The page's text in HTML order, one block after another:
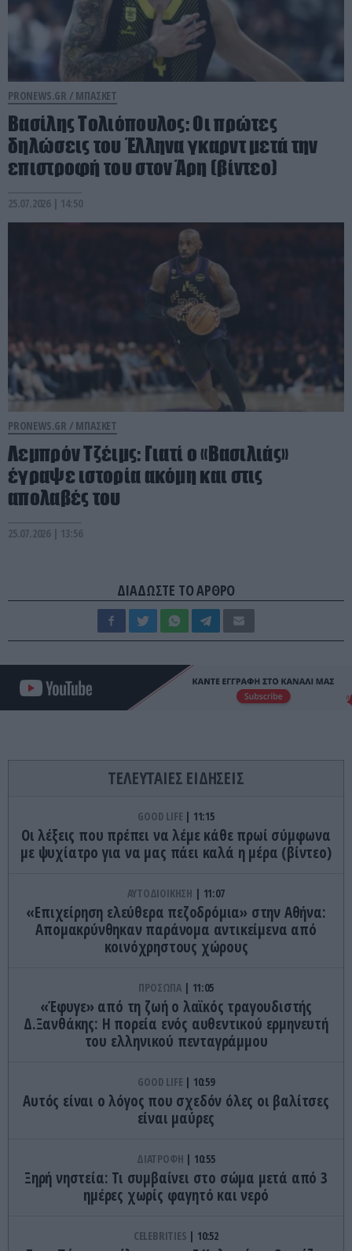
PRONEWS.GR / ΜΠΑΣΚΕΤ
Βασίλης Τολιόπουλος: Οι πρώτες
δηλώσεις του Έλληνα γκαρντ μετά την
επιστροφή του στον Άρη (βίντεο)
25.07.2026 | 14:50
PRONEWS.GR / ΜΠΑΣΚΕΤ
Λεμπρόν Τζέιμς: Γιατί ο «Βασιλιάς»
έγραψε ιστορία ακόμη και στις
απολαβές του
25.07.2026 | 13:56
ΔΙΑΔΩΣΤΕ ΤΟ ΑΡΘΡΟ
ΤΕΛΕΥΤΑΙΕΣ ΕΙΔΗΣΕΙΣ
GOOD LIFE 11:15
Οι λέξεις που πρέπει να λέμε κάθε πρωί σύμφωνα
με ψυχίατρο για να μας πάει καλά η μέρα (βίντεο)
ΑΥΤΟΔΙΟΙΚΗΣΗ 11:07
«Επιχείρηση ελεύθερα πεζοδρόμια» στην Αθήνα:
Απομακρύνθηκαν παράνομα αντικείμενα από
κοινόχρηστους χώρους
ΠΡΟΣΩΠΑ 11:05
«Έφυγε» από τη ζωή ο λαϊκός τραγουδιστής
Δ.Ξανθάκης: Η πορεία ενός αυθεντικού ερμηνευτή
του ελληνικού πενταγράμμου
GOOD LIFE 10:59
Αυτός είναι ο λόγος που σχεδόν όλες οι βαλίτσες
είναι μαύρες
ΔΙΑΤΡΟΦΗ 10:55
Ξηρή νηστεία: Τι συμβαίνει στο σώμα μετά από 3
ημέρες χωρίς φαγητό και νερό
CELEBRITIES 10:52